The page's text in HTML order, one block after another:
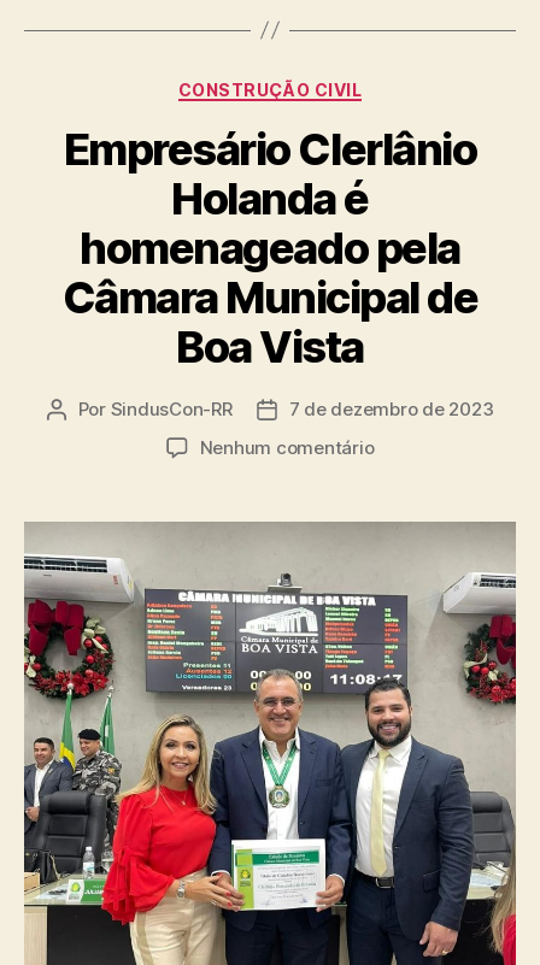
Categorias
CONSTRUÇÃO CIVIL
Empresário Clerlânio
Holanda é
homenageado pela
Câmara Municipal de
Boa Vista
Autor
Por SindusCon-RR
Data7 de dezembro de 2023
Nenhum comentárioem
Holanda
homenageado
pela
Câmara
Municipal
de
Boa
Vista